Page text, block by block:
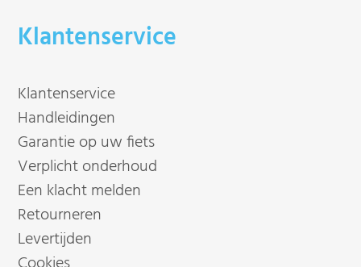
Klantenservice
Klantenservice
Handleidingen
Garantie op uw fiets
Verplicht onderhoud
Een klacht melden
Retourneren
Levertijden